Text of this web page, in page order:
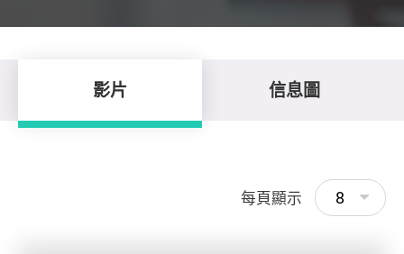
影片 信息圖
每頁顯示 8